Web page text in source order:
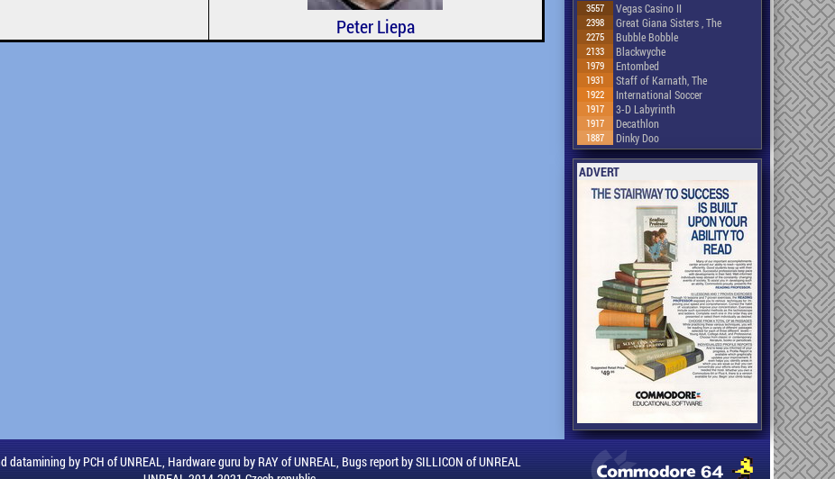
Peter Liepa
3557 Vegas Casino II
2398 Great Giana Sisters , The
2275 Bubble Bobble
2133 Blackwyche
1979 Entombed
1931 Staff of Karnath, The
1922 International Soccer
1917 3-D Labyrinth
1917 Decathlon
1887 Dinky Doo
ADVERT
datamining by PCH of UNREAL, Hardware guru by RAY of UNREAL, Bugs report by SILLICON of UNREAL